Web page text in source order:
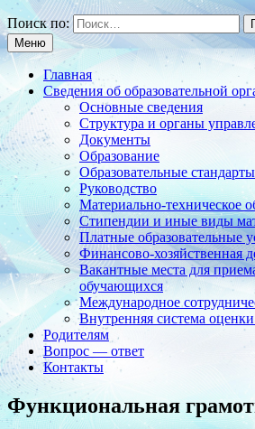
Поиск по:
Меню
Главная
Сведения об образовательной
Основные сведения
Структура и органы
Документы
Образование
Образовательные
Руководство
Материально-техническое
Стипендии и иные виды
Платные образовательные
Финансово-хозяйственная
Вакантные места для
обучающихся
Международное
Внутренняя система оценки
Родителям
Вопрос — ответ
Контакты
Функциональная